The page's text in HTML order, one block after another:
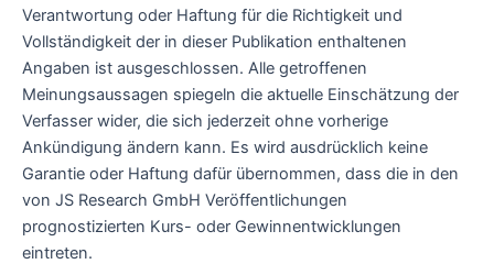
Verantwortung oder Haftung für die Richtigkeit und
Vollständigkeit der in dieser Publikation enthaltenen
Angaben ist ausgeschlossen. Alle getroffenen
Meinungsaussagen spiegeln die aktuelle Einschätzung der
Verfasser wider, die sich jederzeit ohne vorherige
Ankündigung ändern kann. Es wird ausdrücklich keine
Garantie oder Haftung dafür übernommen, dass die in den
von JS Research GmbH Veröffentlichungen
prognostizierten Kurs- oder Gewinnentwicklungen
eintreten.